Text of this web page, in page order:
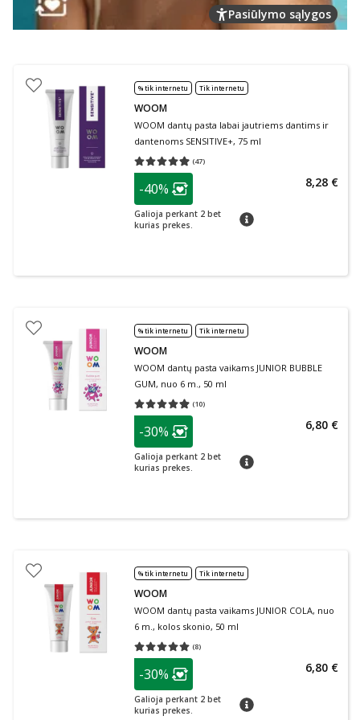
Pasiūlymo sąlygos
% tik internetu Tik internetu
WOOM
WOOM dantų pasta labai jautriems dantims ir
dantenoms SENSITIVE+, 75 ml
(47)
Vidutinis įvertinimas 4.96
patarimas
Lojalumo klubo narių nuolaida
-40%
Galioja perkant 2 bet
kurias prekes.
patarimas
8,28 €
% tik internetu Tik internetu
WOOM
WOOM dantų pasta vaikams JUNIOR BUBBLE
GUM, nuo 6 m., 50 ml
(10)
Vidutinis įvertinimas 4.90
patarimas
Lojalumo klubo narių nuolaida
-30%
Galioja perkant 2 bet
kurias prekes.
patarimas
6,80 €
% tik internetu Tik internetu
WOOM
WOOM dantų pasta vaikams JUNIOR COLA, nuo
6 m., kolos skonio, 50 ml
(8)
Vidutinis įvertinimas 5.00
patarimas
Lojalumo klubo narių nuolaida
-30%
Galioja perkant 2 bet
kurias prekes.
patarimas
6,80 €